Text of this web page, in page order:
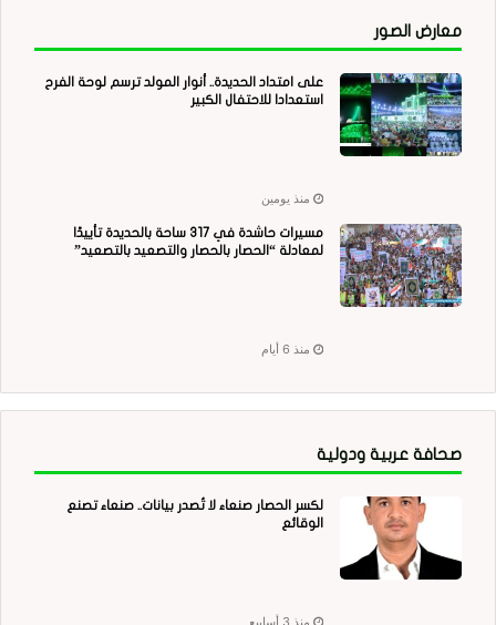
معارض الصور
على امتداد الحديدة.. أنوار المولد ترسم لوحة الفرح
استعدادا للاحتفال الكبير
منذ يومين
مسيرات حاشدة في 317 ساحة بالحديدة تأييدًا
لمعادلة “الحصار بالحصار والتصعيد بالتصعيد”
منذ 6 أيام
صحافة عربية ودولية
لكسر الحصار صنعاء لا تُصدر بيانات.. صنعاء تصنع
الوقائع
منذ 3 أسابيع